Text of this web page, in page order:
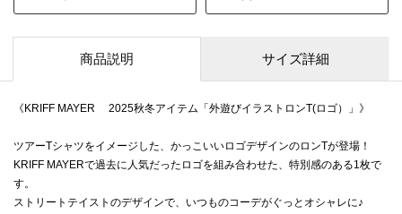
商品説明 サイズ詳細
《KRIFF MAYER 2025秋冬アイテム「外遊びイラストロンT(ロゴ）」》
ツアーTシャツをイメージした、かっこいいロゴデザインのロンTが登場！
KRIFF MAYERで過去に人気だったロゴを組み合わせた、特別感のある1枚で
す。
ストリートテイストのデザインで、いつものコーデがぐっとオシャレに♪